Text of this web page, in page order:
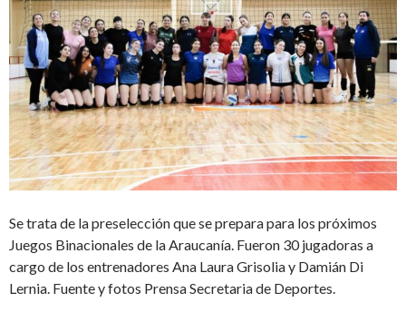
Se trata de la preselección que se prepara para los próximos
Juegos Binacionales de la Araucanía. Fueron 30 jugadoras a
cargo de los entrenadores Ana Laura Grisolia y Damián Di
Lernia. Fuente y fotos Prensa Secretaria de Deportes.